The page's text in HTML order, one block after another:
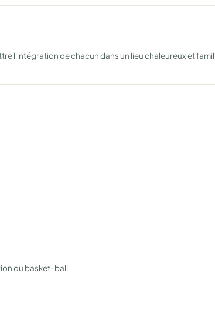
l'intégration de chacun dans un lieu chaleureux et
du basket-ball